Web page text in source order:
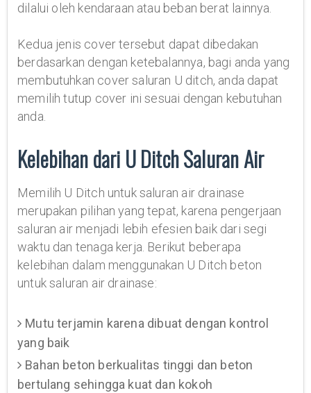
dilalui oleh kendaraan atau beban berat lainnya.
Kedua jenis cover tersebut dapat dibedakan
berdasarkan dengan ketebalannya, bagi anda yang
membutuhkan cover saluran U ditch, anda dapat
memilih tutup cover ini sesuai dengan kebutuhan
anda.
Kelebihan dari U Ditch Saluran Air
Memilih U Ditch untuk saluran air drainase
merupakan pilihan yang tepat, karena pengerjaan
saluran air menjadi lebih efesien baik dari segi
waktu dan tenaga kerja. Berikut beberapa
kelebihan dalam menggunakan U Ditch beton
untuk saluran air drainase:
Mutu terjamin karena dibuat dengan kontrol
yang baik
Bahan beton berkualitas tinggi dan beton
bertulang sehingga kuat dan kokoh